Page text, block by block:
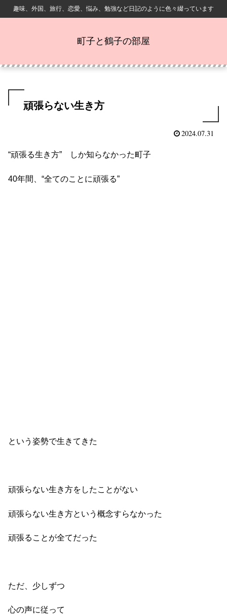
趣味、外国、旅行、恋愛、悩み、勉強など日記のように色々綴っています
町子と鶴子の部屋
頑張らない生き方
2024.07.31
“頑張る生き方” しか知らなかった町子
40年間、“全てのことに頑張る”
という姿勢で生きてきた
頑張らない生き方をしたことがない
頑張らない生き方という概念すらなかった
頑張ることが全てだった
ただ、少しずつ
心の声に従って